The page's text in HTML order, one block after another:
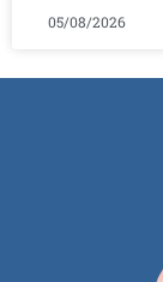
05/08/2026